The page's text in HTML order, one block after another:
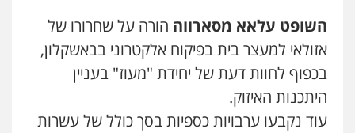
וחקירות צבאי תעבורה
0544218336
פלילי
עורכי דין לענייני אסירים
השופט עלאא מסארווה הורה על שחרורו של
אזולאי למעצר בית בפיקוח אלקטרוני בבאשקלון,
בכפוף לחוות דעת של יחידת "מעוז" בעניין
היתכנות האיזוק.
עוד נקבעו ערבויות כספיות בסך כולל של עשרות
עו"ד אייל אביטל
מעצרים וחקירות
0544712201